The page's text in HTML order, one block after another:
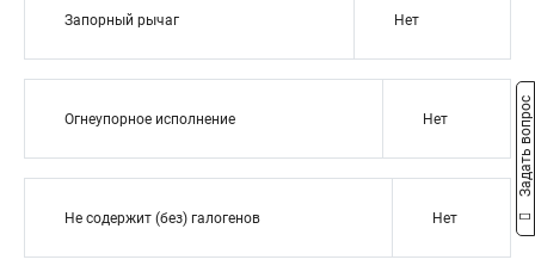
Запорный рычаг Нет
Огнеупорное исполнение Нет
Не содержит (без) галогенов Нет
Задать вопрос